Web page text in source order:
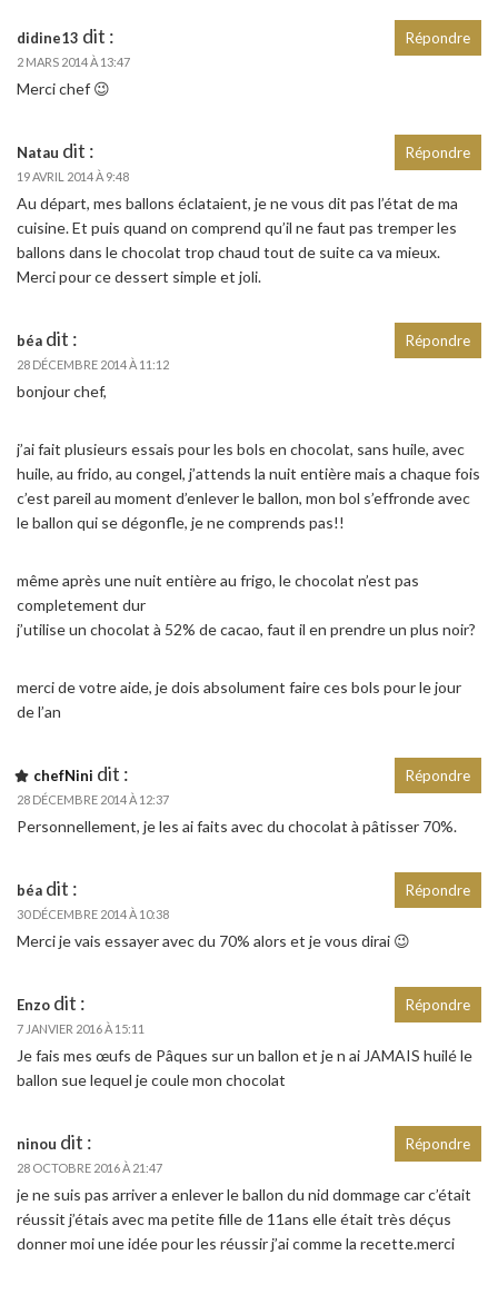
didine13 dit :
2 MARS 2014 À 13:47
Merci chef 😉
Répondre
Natau dit :
19 AVRIL 2014 À 9:48
Au départ, mes ballons éclataient, je ne vous dit pas l’état de ma
cuisine. Et puis quand on comprend qu’il ne faut pas tremper les
ballons dans le chocolat trop chaud tout de suite ca va mieux.
Merci pour ce dessert simple et joli.
Répondre
béa dit :
28 DÉCEMBRE 2014 À 11:12
bonjour chef,
j’ai fait plusieurs essais pour les bols en chocolat, sans huile, avec
huile, au frido, au congel, j’attends la nuit entière mais a chaque fois
c’est pareil au moment d’enlever le ballon, mon bol s’effronde avec
le ballon qui se dégonfle, je ne comprends pas!!
même après une nuit entière au frigo, le chocolat n’est pas
completement dur
j’utilise un chocolat à 52% de cacao, faut il en prendre un plus noir?
merci de votre aide, je dois absolument faire ces bols pour le jour
de l’an
Répondre
chefNini dit :
28 DÉCEMBRE 2014 À 12:37
Personnellement, je les ai faits avec du chocolat à pâtisser 70%.
Répondre
béa dit :
30 DÉCEMBRE 2014 À 10:38
Merci je vais essayer avec du 70% alors et je vous dirai 😉
Répondre
Enzo dit :
7 JANVIER 2016 À 15:11
Je fais mes œufs de Pâques sur un ballon et je n ai JAMAIS huilé le
ballon sue lequel je coule mon chocolat
Répondre
ninou dit :
28 OCTOBRE 2016 À 21:47
je ne suis pas arriver a enlever le ballon du nid dommage car c’était
réussit j’étais avec ma petite fille de 11ans elle était très déçus
donner moi une idée pour les réussir j’ai comme la recette.merci
Répondre